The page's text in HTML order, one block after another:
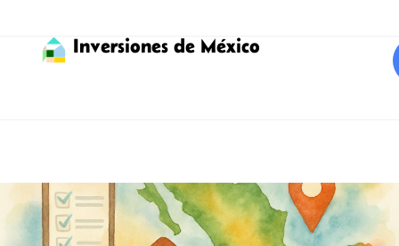
Inversiones de México